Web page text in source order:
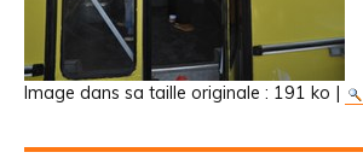
Image dans sa taille originale : 191 ko |